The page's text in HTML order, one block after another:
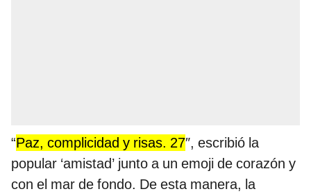
“Paz, complicidad y risas. 27″, escribió la
popular ‘amistad’ junto a un emoji de corazón y
con el mar de fondo. De esta manera, la